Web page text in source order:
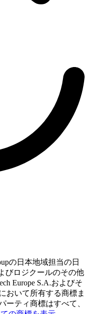
の日本地域担当の日
びロジクールのその他
Europe S.A.およびそ
おいて所有する商標ま
ーティ商標はすべて、